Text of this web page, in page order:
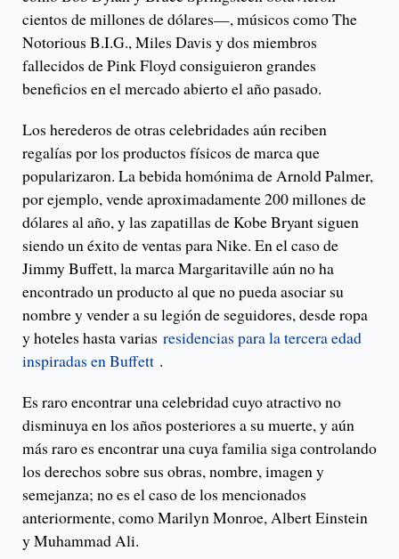
cientos de millones de dólares—, músicos como The
Notorious B.I.G., Miles Davis y dos miembros
fallecidos de Pink Floyd consiguieron grandes
beneficios en el mercado abierto el año pasado.
Los herederos de otras celebridades aún reciben
regalías por los productos físicos de marca que
popularizaron. La bebida homónima de Arnold Palmer,
por ejemplo, vende aproximadamente 200 millones de
dólares al año, y las zapatillas de Kobe Bryant siguen
siendo un éxito de ventas para Nike. En el caso de
Jimmy Buffett, la marca Margaritaville aún no ha
encontrado un producto al que no pueda asociar su
nombre y vender a su legión de seguidores, desde ropa
y hoteles hasta varias residencias para la tercera edad
inspiradas en Buffett .
Es raro encontrar una celebridad cuyo atractivo no
disminuya en los años posteriores a su muerte, y aún
más raro es encontrar una cuya familia siga controlando
los derechos sobre sus obras, nombre, imagen y
semejanza; no es el caso de los mencionados
anteriormente, como Marilyn Monroe, Albert Einstein
y Muhammad Ali.